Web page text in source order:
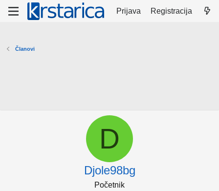
Prijava Registracija
Članovi
D
Djole98bg
Početnik